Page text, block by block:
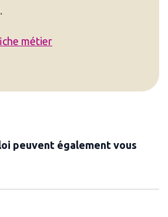
métier
peuvent également vous